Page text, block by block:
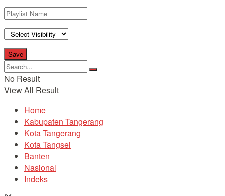
No Result
View All Result
Home
Kabupaten Tangerang
Kota Tangerang
Kota Tangsel
Banten
Nasional
Indeks